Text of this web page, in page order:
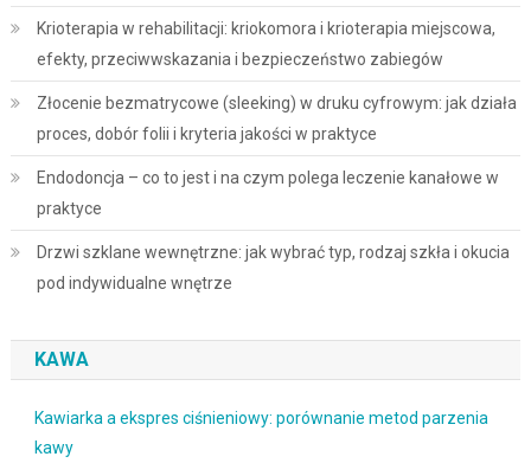
Krioterapia w rehabilitacji: kriokomora i krioterapia miejscowa,
efekty, przeciwwskazania i bezpieczeństwo zabiegów
Złocenie bezmatrycowe (sleeking) w druku cyfrowym: jak działa
proces, dobór folii i kryteria jakości w praktyce
Endodoncja – co to jest i na czym polega leczenie kanałowe w
praktyce
Drzwi szklane wewnętrzne: jak wybrać typ, rodzaj szkła i okucia
pod indywidualne wnętrze
KAWA
Kawiarka a ekspres ciśnieniowy: porównanie metod parzenia
kawy